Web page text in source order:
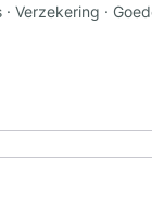
Verzekering ·